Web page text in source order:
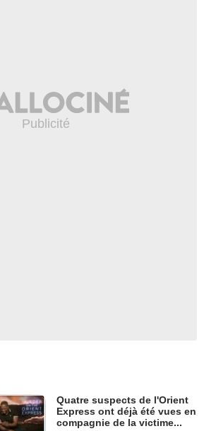
Quatre suspects de l'Orient
Express ont déjà été vues en
compagnie de la victime...